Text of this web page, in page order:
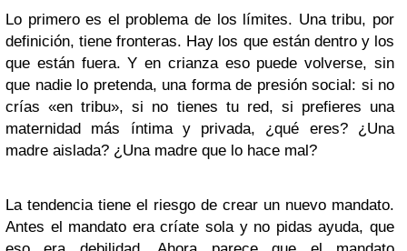
Lo primero es el problema de los límites. Una tribu, por
definición, tiene fronteras. Hay los que están dentro y los
que están fuera. Y en crianza eso puede volverse, sin
que nadie lo pretenda, una forma de presión social: si no
crías «en tribu», si no tienes tu red, si prefieres una
maternidad más íntima y privada, ¿qué eres? ¿Una
madre aislada? ¿Una madre que lo hace mal?
La tendencia tiene el riesgo de crear un nuevo mandato.
Antes el mandato era críate sola y no pidas ayuda, que